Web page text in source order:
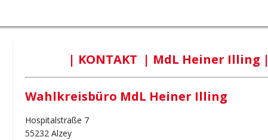
| KONTAKT | MdL Heiner Illing |
Wahlkreisbüro MdL Heiner Illing
Hospitalstraße 7
55232 Alzey